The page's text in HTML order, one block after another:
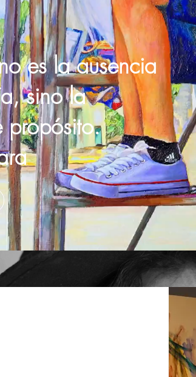
es la ausencia
sino la
propósito.